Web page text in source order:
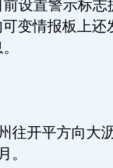
设置警示标志
变情报板上还
开平方向大
。